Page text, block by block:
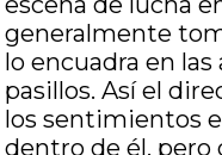
generalmente
lo encuadra en
pasillos. Así el
los sentimientos
dentro de él, pero